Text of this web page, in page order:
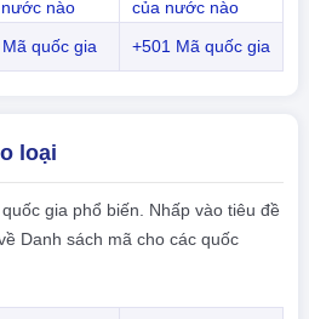
nào
của nước nào
quốc gia +501 Mã quốc gia
loại
gia phổ biến. Nhấp vào tiêu đề
Danh sách mã cho các quốc